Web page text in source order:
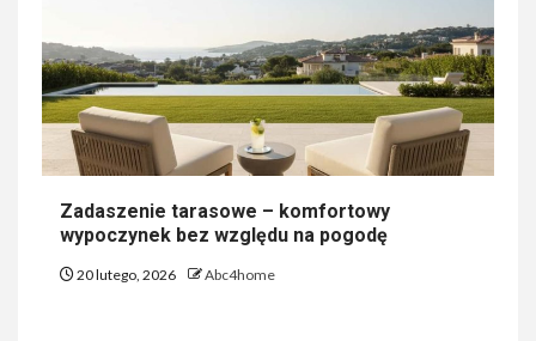
Zadaszenie tarasowe – komfortowy
wypoczynek bez względu na pogodę
20 lutego, 2026 Abc4home